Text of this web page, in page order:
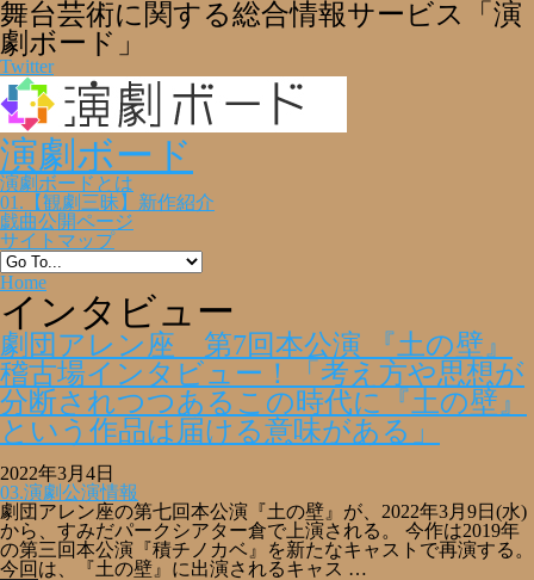
舞台芸術に関する総合情報サービス「演
劇ボード」
Twitter
演劇ボード
演劇ボードとは
01.【観劇三昧】新作紹介
戯曲公開ページ
サイトマップ
Home
インタビュー
劇団アレン座 第7回本公演 『土の壁』
稽古場インタビュー！「考え方や思想が
分断されつつあるこの時代に『土の壁』
という作品は届ける意味がある」
2022年3月4日
03.演劇公演情報
劇団アレン座の第七回本公演『土の壁』が、​2022年3月9日(水)
から、すみだパークシアター倉で上演される。 今作は2019年
の第三回本公演『積チノカベ』を新たなキャストで再演する。
今回は、『土の壁』に出演されるキャス …